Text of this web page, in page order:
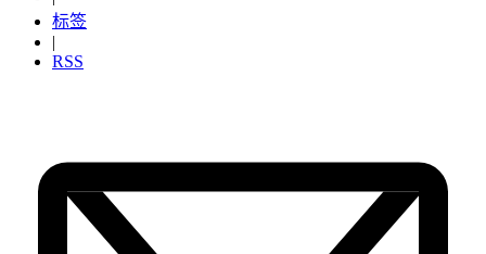
标签
|
RSS